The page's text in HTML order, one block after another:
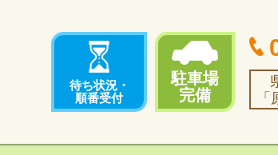
待ち状況・
順番受付
駐車場
完備